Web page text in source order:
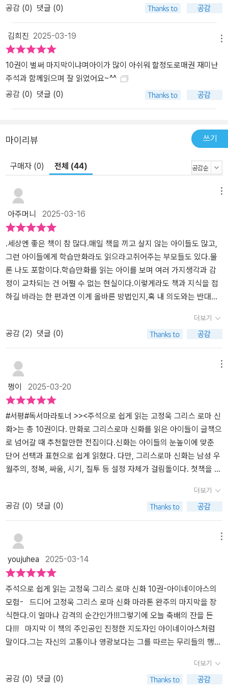
공감 (0) 댓글 (0)
김희진 2025-03-19
10권이 벌써 마지막이냐며아이가 많이 아쉬워 할정도로매권 재미난
주석과 함께읽으며 잘 읽었어요~^^
공감 (0) 댓글 (0)
마이리뷰 쓰기
구매자 (0) 전체 (44)
아주머니 2025-03-16
.세상엔 좋은 책이 참 많다.매일 책을 끼고 살지 않는 아이들도 많고,
그런 아이들에게 학습만화라도 읽으라고쥐어주는 부모들도 있다.물
론 나도 포함이다.학습만화를 읽는 아이를 보며 여러 가지생각과 감
정이 교차되는 건 어쩔 수 없는 현실이다.이렇게라도 책과 지식을 접
하길 바라는 한 편과연 이게 올바른 방법인지,혹 내 의도와는 반대로
는 또 한 편의 마음.고정욱 작가님의 에필로그를 읽으며속마음을 들
키기라도 한 듯 뜨끔했다.흥미와 지식을 모두 잡은 만화는 인기가 많
다.하지만 옳고 그름의 판단 기준이 확실치 않은어린 아이들이 무비
판적으로마치 그것이 온전한 진실인냥 받아들이는 것에염려를 느끼
고 깊게 고민하신 흔적이 보였다.단순히 아이들에게 인기있는 책이
아닌아이들에게 조금 더 정화된 정보를전달해주기까지 거듭해나간
고민을조금이나마 느껴볼 수 있어 좋았다.어머니의 무한한 사랑을 온
전히 느낀 작가님은그 사랑을 온전히 나누는 방법도 알고 계신 듯 하
다.글씨가 마치 필기체처럼 알아보기 힘들지만또렷하게 보이는 '인생
책'이라는 세 글자.아이의 인생책이 되어준, 인생책을 만들어준작가
님과 애플북스에게 감사를 전한다.#독서마라토너 #고정욱 #그리스
로마신화#주석으로쉽게읽는고정욱그리스로마신화 *고정욱작가님의
더보기
공감 (2) 댓글 (0)
쩡이 2025-03-20
#서평#독서마라토너 >><주석으로 쉽게 읽는 고정욱 그리스 로마 신
화>는 총 10권이다. 만화로 그리스로마 신화를 읽은 아이들이 글책으
로 넘어갈 때 추천할만한 전집이다.신화는 아이들의 눈높이에 맞춘
단어 선택과 표현으로 쉽게 읽혔다. 다만, 그리스로마 신화는 남성 우
월주의, 정복, 싸움, 시기, 질투 등 설정 자체가 걸림돌이다. 첫책을 읽
따라 왔다.그때 도움이 된 저자의 주석. 신화의 배경이 되는 도시의 문
화적 배경과 관점을 설명하거나, 신화 속 인물과 사건에 대한 배경 지
식을 제공해, 시대의 차이로 받아들여 이야기에 집중할 수 있도록 돕
는다.이는 아이들이 신화를 스토리 위주로 읽는데 그치지 않고, 저자
가 제공하는 주석을 더해 전달하고자 하는 메시지를 폭넓게 이해할
수 있게 한다.드디어 10편.트로이아 전쟁 이후 또 하나의 이야기. 아
이네이아스는 패배한 트로이아의 영웅이다. 사랑하는 아내의 죽음을
애도할 시간도 없이 자신만 믿고 따르는 난민들을 이끌고 새로운 보
금자리를 찾아 떠나야했다. 수많은 고난과 역경이 그의 앞으로 기다
리고 있었지만, 훌륭한 지도자의 면모를 보여주며 마침내 로마로 대
성할 땅을 찾아낸다.신들의 개입과 방해는 여전했지만, 끝까지 포기
하지 않는 진정한 영웅의 모습을 보여주는 아이네이아스는 <주석으
다.아이들은 그리스 로마 신화에 등장하는 영웅과 영웅이 처한 어려
움을 통해 저자가 전달하고자 하는 메시지를 찾게 된다.분노, 질투, 모
더보기
공감 (0) 댓글 (0)
youjuhea 2025-03-14
주석으로 쉽게 읽는 고정욱 그리스 로마 신화 10권-아이네이아스의
모험- 드디어 고정욱 그리스 로마 신화 마라톤 완주의 마지막을 장
식한다.이 얼마나 감격의 순간인가!!!그렇기에 오늘 축배의 잔을 든
다!!! 마지막 이 책의 주인공인 진정한 지도자인 아이네이아스처럼
말이다.그는 자신의 고통이나 영광보다는 그를 따르는 무리들의 행복
데, 마침 아이도 이번에 학급 반장이 되었다.그렇기에 그리스 로마 신
화 마지막 10권을 읽으면서 더 공감할 부분을 찾기가 좋았다. 이 시
더보기
공감 (0) 댓글 (0)